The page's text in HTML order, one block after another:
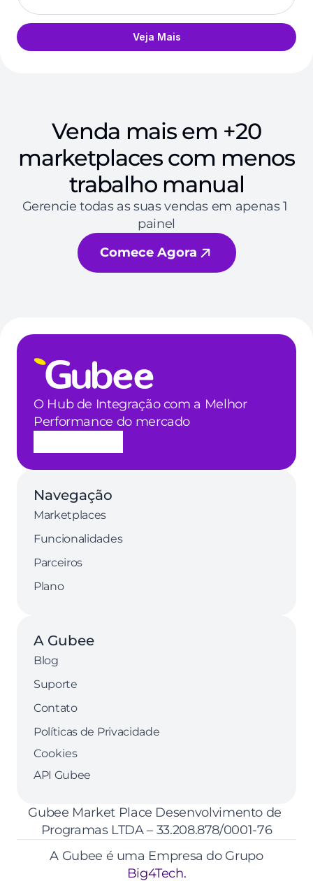
Veja Mais
Venda mais em +20
marketplaces com menos
trabalho manual
Gerencie todas as suas vendas em apenas 1
painel
Comece Agora
O Hub de Integração com a Melhor
Performance do mercado
Navegação
Marketplaces
Funcionalidades
Parceiros
Plano
A Gubee
Blog
Suporte
Contato
Políticas de Privacidade
Cookies
API Gubee
Gubee Market Place Desenvolvimento de
Programas LTDA – 33.208.878/0001-76
A Gubee é uma Empresa do Grupo
Big4Tech.